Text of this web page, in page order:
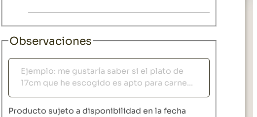
Observaciones
Observaciones
Producto sujeto a disponibilidad en la fecha